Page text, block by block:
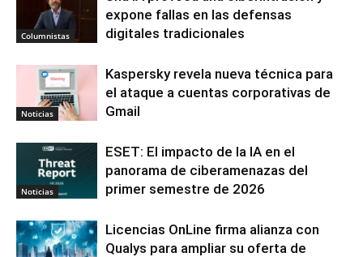
Columnistas
expone fallas en las defensas
digitales tradicionales
Noticias
Kaspersky revela nueva técnica para
el ataque a cuentas corporativas de
Gmail
Noticias
ESET: El impacto de la IA en el
panorama de ciberamenazas del
primer semestre de 2026
Licencias OnLine firma alianza con
Qualys para ampliar su oferta de